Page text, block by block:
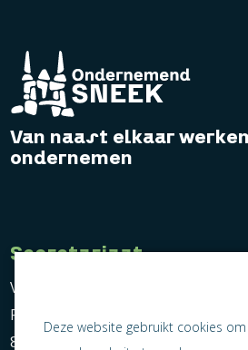
Van naast elkaar
ondernemen
Secretariaat
Vereniging Ondernemend Sneek
Postbus 464
8600 AL Sneek
Deze website gebruikt cookies